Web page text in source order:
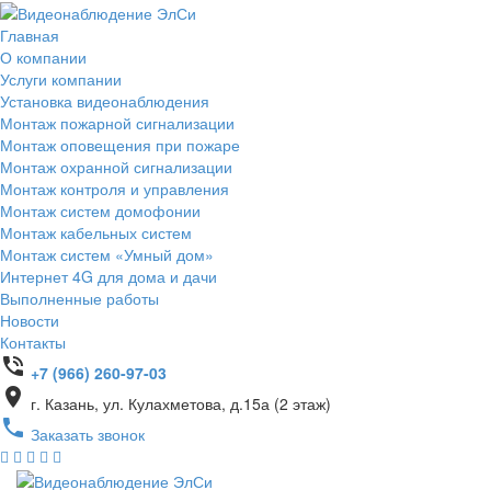
Главная
О компании
Услуги компании
Установка видеонаблюдения
Монтаж пожарной сигнализации
Монтаж оповещения при пожаре
Монтаж охранной сигнализации
Монтаж контроля и управления
Монтаж систем домофонии
Монтаж кабельных систем
Монтаж систем «Умный дом»
Интернет 4G для дома и дачи
Выполненные работы
Новости
Контакты
phone_in_talk +7 (966) 260-97-03
place г. Казань, ул. Кулахметова, д.15а (2 этаж)
phone Заказать звонок